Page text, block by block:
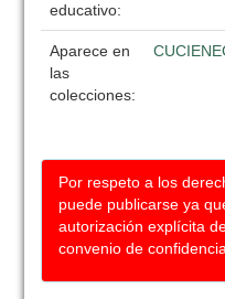
educativo:
Aparece en
las
colecciones:
Por respeto a los
puede publicarse ya
autorización explícita
convenio de